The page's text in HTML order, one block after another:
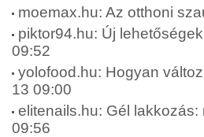
moemax.hu: Az otthoni
piktor94.hu: Új
09:52
yolofood.hu: Hogyan
13 09:00
elitenails.hu: Gél
09:56